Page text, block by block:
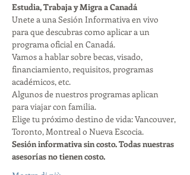
Estudia, Trabaja y Migra a Canadá
Unete a una Sesión Informativa en vivo
para que descubras como aplicar a un
programa oficial en Canadá.
Vamos a hablar sobre becas, visado,
financiamiento, requisitos, programas
académicos, etc.
Algunos de nuestros programas aplican
para viajar con familia.
Elige tu próximo destino de vida: Vancouver,
Toronto, Montreal o Nueva Escocia.
Sesión informativa sin costo. Todas nuestras
asesorías no tienen costo.